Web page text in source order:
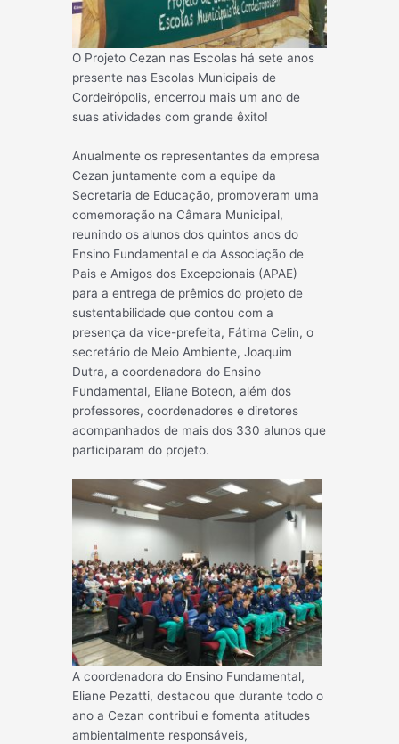
O Projeto Cezan nas Escolas há sete anos
presente nas Escolas Municipais de
Cordeirópolis, encerrou mais um ano de
suas atividades com grande êxito!
Anualmente os representantes da empresa
Cezan juntamente com a equipe da
Secretaria de Educação, promoveram uma
comemoração na Câmara Municipal,
reunindo os alunos dos quintos anos do
Ensino Fundamental e da Associação de
Pais e Amigos dos Excepcionais (APAE)
para a entrega de prêmios do projeto de
sustentabilidade que contou com a
presença da vice-prefeita, Fátima Celin, o
secretário de Meio Ambiente, Joaquim
Dutra, a coordenadora do Ensino
Fundamental, Eliane Boteon, além dos
professores, coordenadores e diretores
acompanhados de mais dos 330 alunos que
participaram do projeto.
A coordenadora do Ensino Fundamental,
Eliane Pezatti, destacou que durante todo o
ano a Cezan contribui e fomenta atitudes
ambientalmente responsáveis,